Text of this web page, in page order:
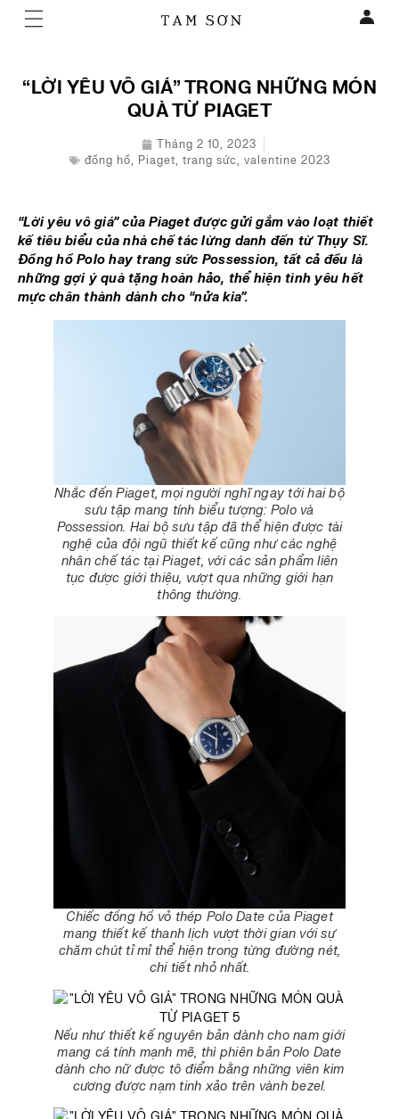
“LỜI YÊU VÔ GIÁ” TRONG NHỮNG MÓN
QUÀ TỪ PIAGET
Tháng 2 10, 2023
đồng hồ, Piaget, trang sức, valentine 2023
“Lời yêu vô giá” của Piaget được gửi gắm vào loạt thiết
kế tiêu biểu của nhà chế tác lừng danh đến từ Thụy Sĩ.
Đồng hồ Polo hay trang sức Possession, tất cả đều là
những gợi ý quà tặng hoàn hảo, thể hiện tình yêu hết
mực chân thành dành cho “nửa kia”.
Nhắc đến Piaget, mọi người nghĩ ngay tới hai bộ
sưu tập mang tính biểu tượng: Polo và
Possession. Hai bộ sưu tập đã thể hiện được tài
nghệ của đội ngũ thiết kế cũng như các nghệ
nhân chế tác tại Piaget, với các sản phẩm liên
tục được giới thiệu, vượt qua những giới hạn
thông thường.
Chiếc đồng hồ vỏ thép Polo Date của Piaget
mang thiết kế thanh lịch vượt thời gian với sự
chăm chút tỉ mỉ thể hiện trong từng đường nét,
chi tiết nhỏ nhất.
Nếu như thiết kế nguyên bản dành cho nam giới
mang cá tính mạnh mẽ, thì phiên bản Polo Date
dành cho nữ được tô điểm bằng những viên kim
cương được nạm tinh xảo trên vành bezel.